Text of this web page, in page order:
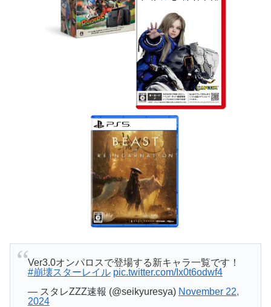
Ver3.0オンパロスで登場する新キャラ一覧です！
#崩壊スターレイル pic.twitter.com/Ix0t6odwf4
— スタレZZZ速報 (@seikyuresya) November 22,
2024